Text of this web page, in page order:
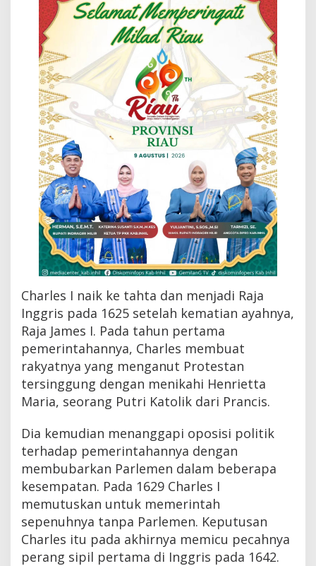
u
k
P
a
c
u
n
g
Charles I naik ke tahta dan menjadi Raja
Inggris pada 1625 setelah kematian ayahnya,
Raja James I. Pada tahun pertama
pemerintahannya, Charles membuat
rakyatnya yang menganut Protestan
tersinggung dengan menikahi Henrietta
Maria, seorang Putri Katolik dari Prancis.
Dia kemudian menanggapi oposisi politik
terhadap pemerintahannya dengan
membubarkan Parlemen dalam beberapa
kesempatan. Pada 1629 Charles I
memutuskan untuk memerintah
sepenuhnya tanpa Parlemen. Keputusan
Charles itu pada akhirnya memicu pecahnya
perang sipil pertama di Inggris pada 1642.